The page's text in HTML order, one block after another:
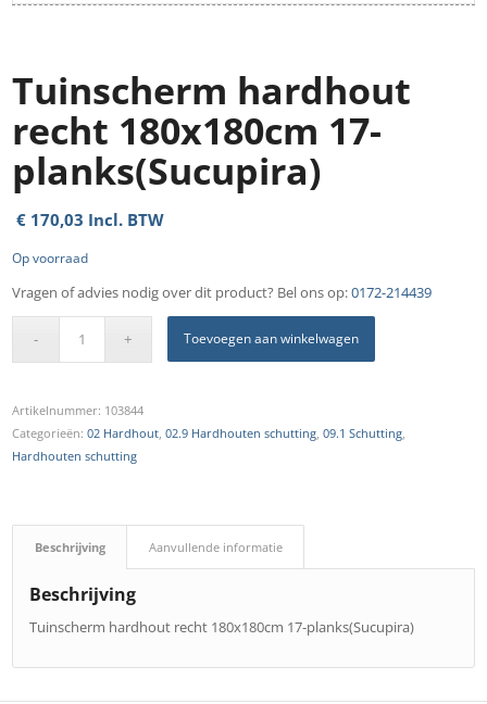
Tuinscherm hardhout
recht 180x180cm 17-
planks(Sucupira)
€ 170,03 Incl. BTW
Op voorraad
Vragen of advies nodig over dit product? Bel ons op:0172-214439
Toevoegen aan winkelwagen
Artikelnummer: 103844
Categorieën:02 Hardhout ,02.9 Hardhouten schutting ,09.1 Schutting
Hardhouten schutting
Beschrijving Aanvullende informatie
Beschrijving
Tuinscherm hardhout recht 180x180cm 17-planks(Sucupira)